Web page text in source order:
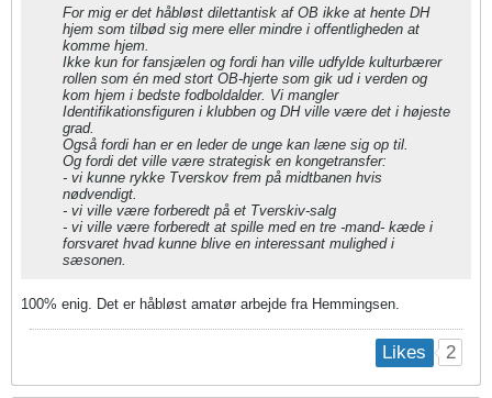
For mig er det håbløst dilettantisk af OB ikke at hente DH
hjem som tilbød sig mere eller mindre i offentligheden at
komme hjem.
​​​​​​Ikke kun for fansjælen og fordi han ville udfylde kulturbærer
rollen som én med stort OB-hjerte som gik ud i verden og
kom hjem i bedste fodboldalder. Vi mangler
Identifikationsfiguren i klubben og DH ville være det i højeste
grad.
Også fordi han er en leder de unge kan læne sig op til.
Og fordi det ville være strategisk en kongetransfer:
- vi kunne rykke Tverskov frem på midtbanen hvis
nødvendigt.
- vi ville være forberedt på et Tverskiv-salg
- vi ville være forberedt at spille med en tre -mand- kæde i
forsvaret hvad kunne blive en interessant mulighed i
sæsonen.
100% enig. Det er håbløst amatør arbejde fra Hemmingsen.
Likes 2